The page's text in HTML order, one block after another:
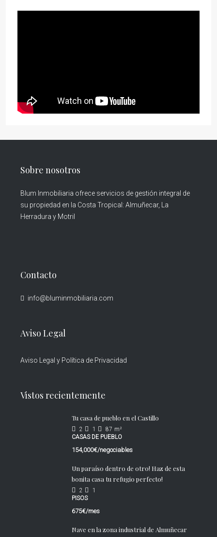
Sobre nosotros
Blum Inmobiliaria ofrece servicios de gestión integral de
su propiedad en la Costa Tropical: Almuñecar, La
Herradura y Motril
Contacto
info@bluminmobiliaria.com
Aviso Legal
Aviso Legal y Política de Privacidad
Vistos recientemente
Tu casa de pueblo en el Castillo
2 1 87 m²
CASAS DE PUEBLO
154,000€/negociables
Un paraíso dentro de otro! Haz de esta
bonita casa tu refugio perfecto!
2
1
PISOS
675€/mes
Nave en la zona industrial de Almuñecar